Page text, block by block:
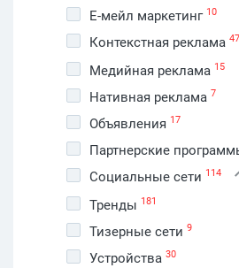
Е-мейл маркетинг 10
Контекстная реклама 47
Медийная реклама 15
Нативная реклама 7
Объявления 17
Партнерские
Социальные сети 114
Тренды 181
Тизерные сети 9
Устройства 30